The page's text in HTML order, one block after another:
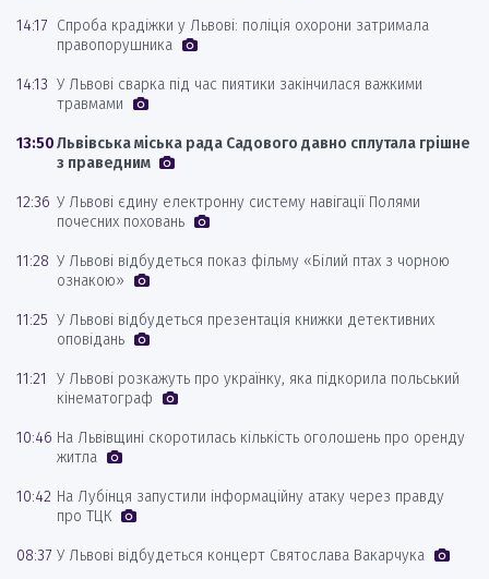
14:17 Спроба крадіжки у Львові: поліція охорони затримала
правопорушника
14:13 У Львові сварка під час пиятики закінчилася важкими
травмами
13:50Львівська міська рада Садового давно сплутала грішне
з праведним
12:36 У Львові єдину електронну систему навігації Полями
почесних поховань
11:28 У Львові відбудеться показ фільму «Білий птах з чорною
ознакою»
11:25 У Львові відбудеться презентація книжки детективних
оповідань
11:21
У Львові розкажуть про українку, яка підкорила польський
кінематограф
10:46 На Львівщині скоротилась кількість оголошень про оренду
житла
10:42 На Лубінця запустили інформаційну атаку через правду
про ТЦК
08:37 У Львові відбудеться концерт Святослава Вакарчука